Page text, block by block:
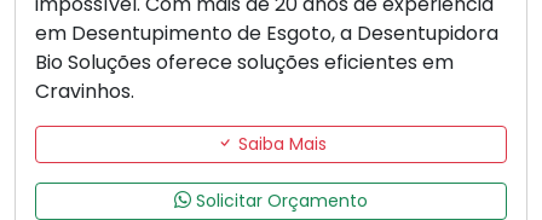
em Desentupimento de Esgoto, a Desentupidora
Bio Soluções oferece soluções eficientes em
Cravinhos.
Saiba Mais
Solicitar Orçamento